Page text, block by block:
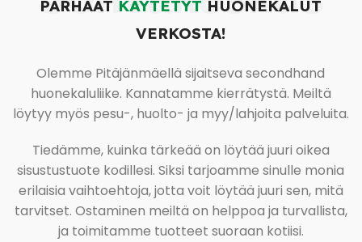
PARHAAT KÄYTETYT HUONEKALUT
VERKOSTA!
Olemme Pitäjänmäellä sijaitseva secondhand
huonekaluliike. Kannatamme kierrätystä. Meiltä
löytyy myös pesu-, huolto- ja myy/lahjoita palveluita.
Tiedämme, kuinka tärkeää on löytää juuri oikea
sisustustuote kodillesi. Siksi tarjoamme sinulle monia
erilaisia vaihtoehtoja, jotta voit löytää juuri sen, mitä
tarvitset. Ostaminen meiltä on helppoa ja turvallista,
ja toimitamme tuotteet suoraan kotiisi.